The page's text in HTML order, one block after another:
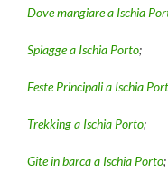
Dove mangiare a Ischia
Spiagge a Ischia Porto;
Feste Principali a Ischia
Trekking a Ischia Porto;
Gite in barca a Ischia Porto;